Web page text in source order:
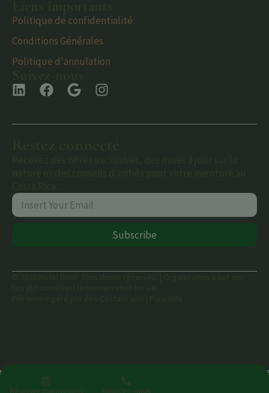
Réserver maintenant Appelez-nous
Politique de confidentialité
Conditions Générales
Politique d'annulation
Subscribe